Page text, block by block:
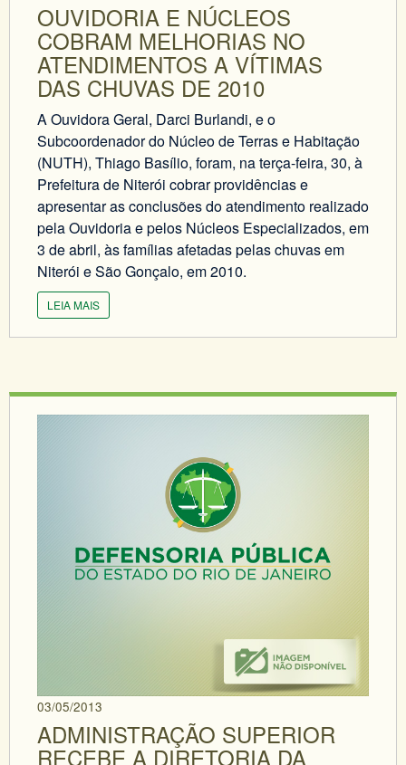
OUVIDORIA E NÚCLEOS
COBRAM MELHORIAS NO
ATENDIMENTOS A VÍTIMAS
DAS CHUVAS DE 2010
A Ouvidora Geral, Darci Burlandi, e o
Subcoordenador do Núcleo de Terras e Habitação
(NUTH), Thiago Basílio, foram, na terça-feira, 30, à
Prefeitura de Niterói cobrar providências e
apresentar as conclusões do atendimento realizado
pela Ouvidoria e pelos Núcleos Especializados, em
3 de abril, às famílias afetadas pelas chuvas em
Niterói e São Gonçalo, em 2010.
LEIA MAIS
03/05/2013
ADMINISTRAÇÃO SUPERIOR
RECEBE A DIRETORIA DA